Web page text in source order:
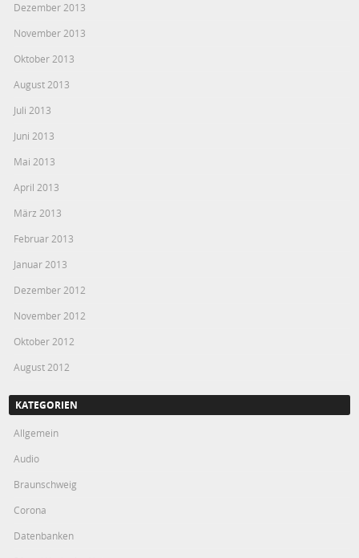
Dezember 2013
November 2013
Oktober 2013
August 2013
Juli 2013
Juni 2013
Mai 2013
April 2013
März 2013
Februar 2013
Januar 2013
Dezember 2012
November 2012
Oktober 2012
August 2012
KATEGORIEN
Allgemein
Audio
Braunschweig
Corona
Datenbanken